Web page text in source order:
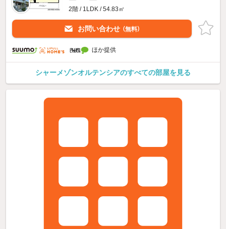
2階 / 1LDK / 54.83㎡
お問い合わせ （無料）
ほか提供
シャーメゾンオルテンシアのすべての部屋を見る